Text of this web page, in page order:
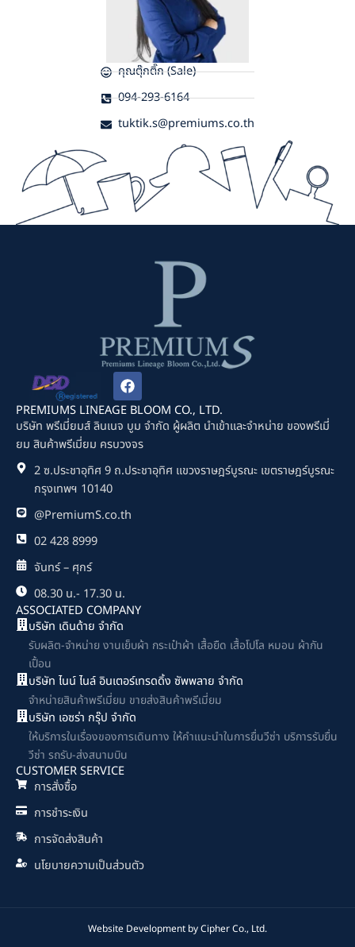
คุณตุ๊กติ๊ก (Sale)
094-293-6164
tuktik.s@premiums.co.th
F
a
c
e
b
o
o
k
PREMIUMS LINEAGE BLOOM CO., LTD.
บริษัท พรีเมี่ยมส์ ลินเนจ บูม จำกัด ผู้ผลิต นำเข้าและจำหน่าย ของพรีเมี่
ยม สินค้าพรีเมี่ยม ครบวงจร
2 ซ.ประชาอุทิศ 9 ถ.ประชาอุทิศ แขวงราษฎร์บูรณะ เขตราษฎร์บูรณะ
กรุงเทพฯ 10140
@PremiumS.co.th
02 428 8999
จันทร์ – ศุกร์
08.30 น.- 17.30 น.
ASSOCIATED COMPANY
บริษัท เดินด้าย จำกัด
รับผลิต-จำหน่าย งานเย็บผ้า กระเป๋าผ้า เสื้อยืด เสื้อโปโล หมอน ผ้ากัน
เปื้อน
บริษัท ไนน์ ไนล์ อินเตอร์เทรดดิ้ง ซัพพลาย จำกัด
จำหน่ายสินค้าพรีเมี่ยม ขายส่งสินค้าพรีเมี่ยม
บริษัท เอซร่า กรุ๊ป จำกัด
ให้บริการในเรื่องของการเดินทาง ให้คำแนะนำในการยื่นวีซ่า บริการรับยื่น
วีซ่า รถรับ-ส่งสนามบิน
CUSTOMER SERVICE
การสั่งซื้อ
การชำระเงิน
การจัดส่งสินค้า
นโยบายความเป็นส่วนตัว
Website Development byCipher Co., Ltd.